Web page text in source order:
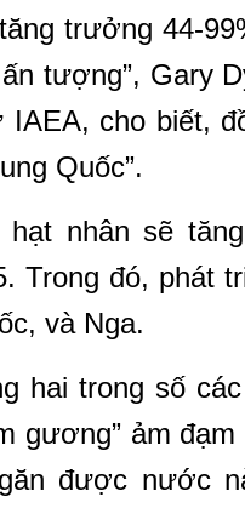
trưởng 44-
tượng”, Gary
cho biết,
Quốc”.
nhân sẽ
Trong đó, phát
và Nga.
hai trong số
gương” ảm
được nước